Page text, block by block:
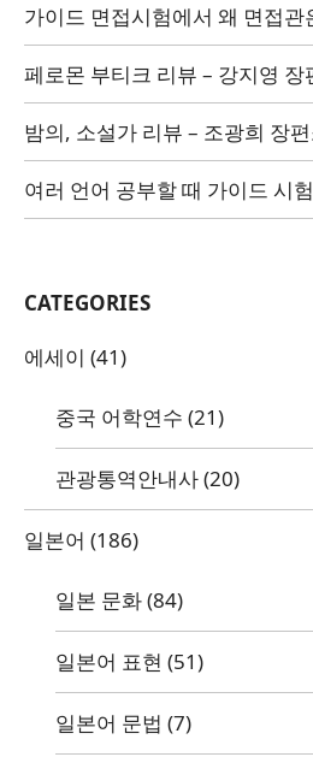
가이드 면접시험에서 왜 면접관
페로몬 부티크 리뷰 – 강지영 장
밤의, 소설가 리뷰 – 조광희 장
여러 언어 공부할 때 가이드 시
CATEGORIES
에세이 (41)
중국 어학연수 (21)
관광통역안내사(20)
일본어 (186)
일본 문화(84)
일본어 표현 (51)
일본어 문법 (7)